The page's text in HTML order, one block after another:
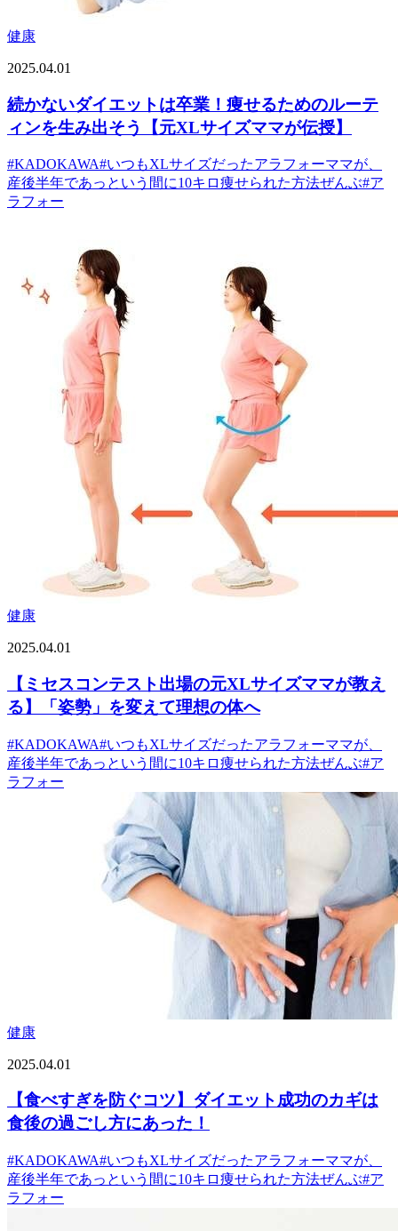
健康
2025.04.01
続かないダイエットは卒業！痩せるためのルーテ
ィンを生み出そう【元XLサイズママが伝授】
#KADOKAWA#いつもXLサイズだったアラフォーママが、
産後半年であっという間に10キロ痩せられた方法ぜんぶ#ア
ラフォー
健康
2025.04.01
【ミセスコンテスト出場の元XLサイズママが教え
る】「姿勢」を変えて理想の体へ
#KADOKAWA#いつもXLサイズだったアラフォーママが、
産後半年であっという間に10キロ痩せられた方法ぜんぶ#ア
ラフォー
健康
2025.04.01
【食べすぎを防ぐコツ】ダイエット成功のカギは
食後の過ごし方にあった！
#KADOKAWA#いつもXLサイズだったアラフォーママが、
産後半年であっという間に10キロ痩せられた方法ぜんぶ#ア
ラフォー